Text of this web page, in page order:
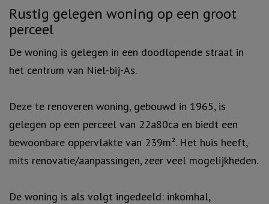
Omschrijving
Rustig gelegen woning op een groot
perceel
De woning is gelegen in een doodlopende straat in
het centrum van Niel-bij-As.
Deze te renoveren woning, gebouwd in 1965, is
gelegen op een perceel van 22a80ca en biedt een
bewoonbare oppervlakte van 239m². Het huis heeft,
mits renovatie/aanpassingen, zeer veel mogelijkheden.
De woning is als volgt ingedeeld: inkomhal,